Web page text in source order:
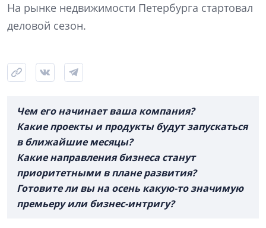
На рынке недвижимости Петербурга стартовал
деловой сезон.
Чем его начинает ваша компания?
Какие проекты и продукты будут запускаться
в ближайшие месяцы?
Какие направления бизнеса станут
приоритетными в плане развития?
Готовите ли вы на осень какую-то значимую
премьеру или бизнес-интригу?